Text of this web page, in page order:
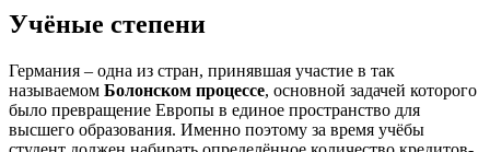
Учёные степени
Германия – одна из стран, принявшая участие в так
называемом Болонском процессе, основной задачей которого
было превращение Европы в единое пространство для
высшего образования. Именно поэтому за время учёбы